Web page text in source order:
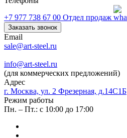
+7 977 738 67 00 Отдел продаж
Заказать звонок
Email
sale@art-steel.ru
info@art-steel.ru
(для коммерческих предложений)
Адрес
г. Москва, ул. 2 Фрезерная, д.14С1Б
Режим работы
Пн. – Пт.: с 10:00 до 17:00